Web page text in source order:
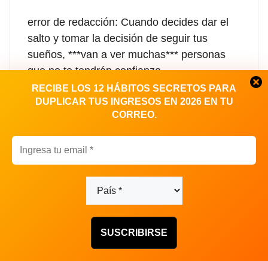
RECIBE LOS 12 HÁBITOS SECRETOS PARA
DUPLICAR TUS INGRESOS EN 2026 EN TU
CORREO.
error de redacción: Cuando decides dar el
salto y tomar la decisión de seguir tus
sueños, ***van a ver muchas*** personas
que no te tendrán confianza.
Diego Ortiz
octubre 11, 2019 a las 6:37 pm